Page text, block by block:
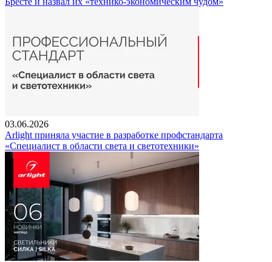
03.06.2026
Arlight приняла участие в разработке профстандарта
«Специалист в области света и светотехники»